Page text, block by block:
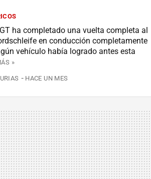
ha completado una vuelta completa al
en conducción completamente
vehículo había logrado antes esta
»
HACE UN MES